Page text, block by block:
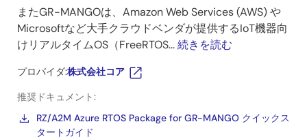
またGR-MANGOは、Amazon Web Services (AWS) や
Microsoftなど大手クラウドベンダが提供するIoT機器向
けリアルタイムOS（FreeRTOS...続きを読む
プロバイダ:株式会社コア
推奨ドキュメント:
RZ/A2M Azure RTOS Package for GR-MANGO クイックス
タートガイド